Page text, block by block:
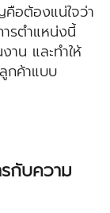
ต้องแน่ใจว่า
รตำแหน่งนี้
าน และทำให้
กค้าแบบ
รกับความ